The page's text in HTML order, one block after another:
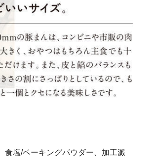
食塩/ベーキングパウダー、加工澱